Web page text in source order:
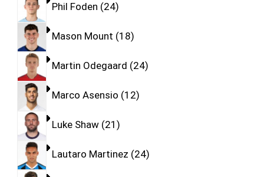
Phil Foden 24
Mason Mount 18
Martin Odegaard 24
Marco Asensio 12
Luke Shaw 21
Lautaro Martinez 24